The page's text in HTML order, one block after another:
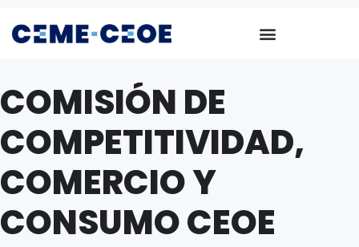
COMISIÓN DE
COMPETITIVIDAD,
COMERCIO Y
CONSUMO CEOE